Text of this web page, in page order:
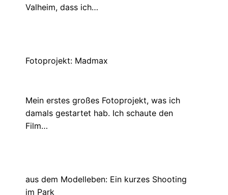
Valheim, dass ich…
Fotoprojekt: Madmax
Mein erstes großes Fotoprojekt, was ich
damals gestartet hab. Ich schaute den
Film…
aus dem Modelleben: Ein kurzes Shooting
im Park